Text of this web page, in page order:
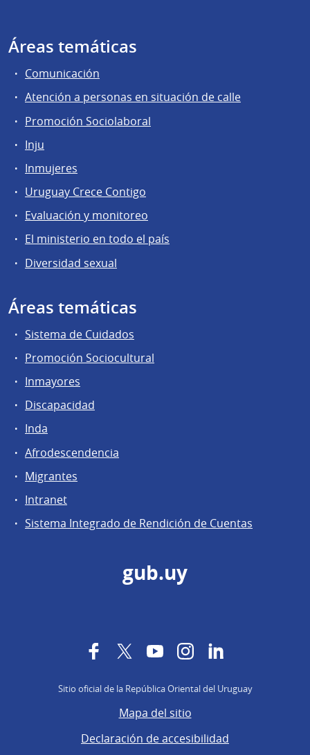
Áreas temáticas
Comunicación
Atención a personas en situación de calle
Promoción Sociolaboral
Inju
Inmujeres
Uruguay Crece Contigo
Evaluación y monitoreo
El ministerio en todo el país
Diversidad sexual
Áreas temáticas
Sistema de Cuidados
Promoción Sociocultural
Inmayores
Discapacidad
Inda
Afrodescendencia
Migrantes
Intranet
Sistema Integrado de Rendición de Cuentas
gub.uy
FacebookTwitterYouTubeInstagram
Sitio oficial de la República Oriental del Uruguay
Mapa del sitio
Declaración de accesibilidad